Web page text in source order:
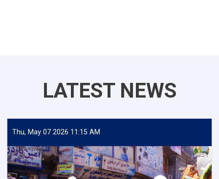
LATEST NEWS
Thu, May 07 2026 11:15 AM